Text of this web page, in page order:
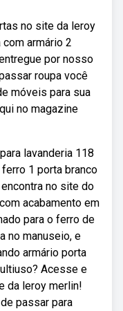
no site da leroy
armário 2
por nosso
roupa você
móveis para sua
no magazine
lavanderia 118
1 porta branco
no site do
acabamento em
para o ferro de
no manuseio, e
armário porta
Acesse e
da leroy merlin!
passar para